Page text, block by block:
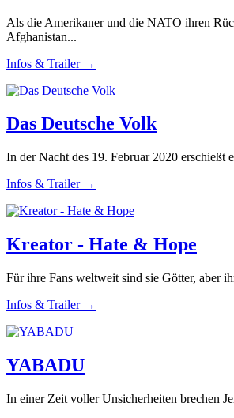
Als die Amerikaner und die NATO ihren
Afghanistan...
Infos & Trailer →
Das Deutsche Volk
In der Nacht des 19. Februar 2020 erschießt
Infos & Trailer →
Kreator - Hate & Hope
Für ihre Fans weltweit sind sie Götter, aber
Infos & Trailer →
YABADU
In einer Zeit voller Unsicherheiten brechen